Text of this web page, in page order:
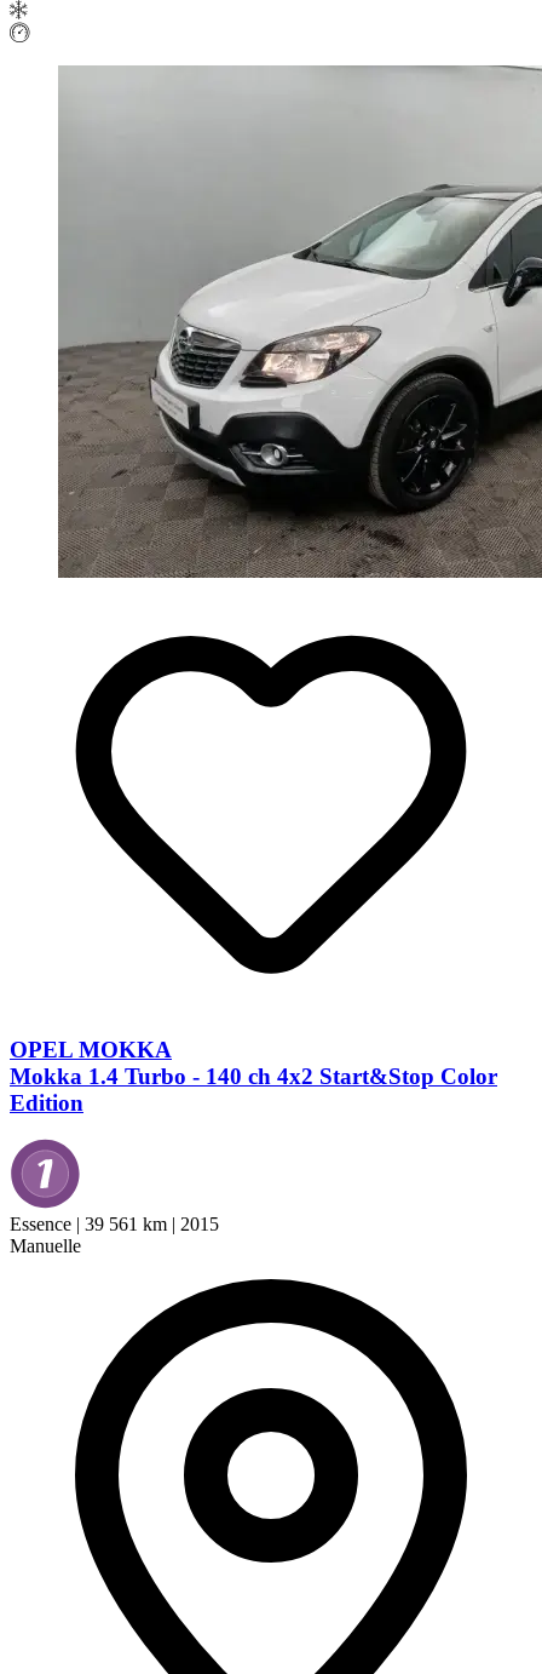
OPEL MOKKA
Mokka 1.4 Turbo - 140 ch 4x2 Start&Stop Color
Edition
Essence | 39 561 km | 2015
Manuelle